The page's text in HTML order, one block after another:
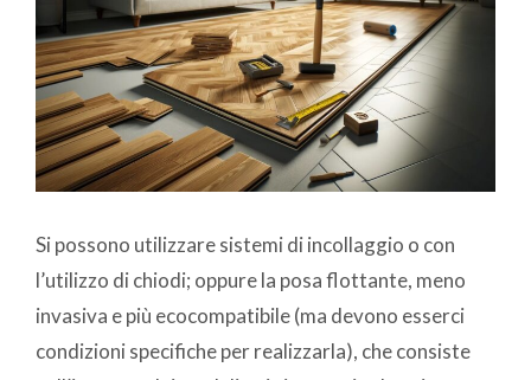
Si possono utilizzare sistemi di incollaggio o con
l’utilizzo di chiodi; oppure la posa flottante, meno
invasiva e più ecocompatibile (ma devono esserci
condizioni specifiche per realizzarla), che consiste